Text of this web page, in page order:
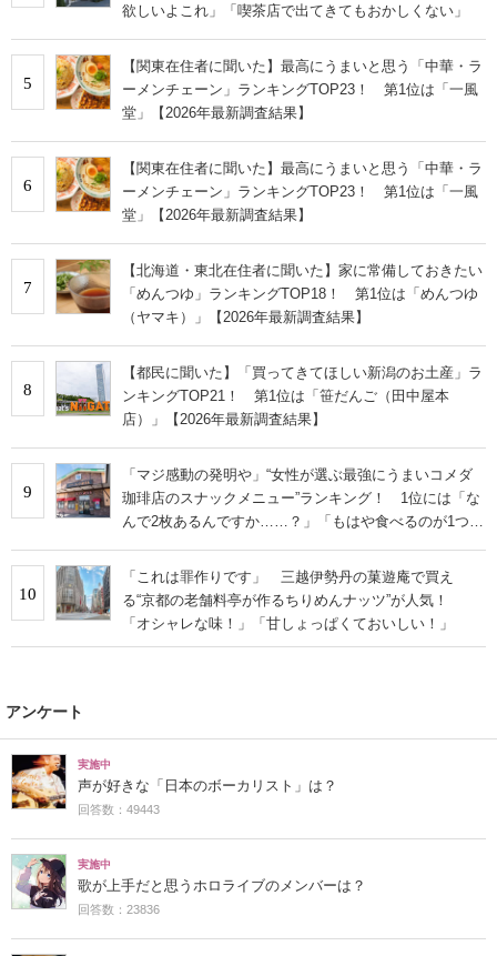
欲しいよこれ」「喫茶店で出てきてもおかしくない」
5
【関東在住者に聞いた】最高にうまいと思う「中華・ラ
ーメンチェーン」ランキングTOP23！ 第1位は「一風
堂」【2026年最新調査結果】
6
【関東在住者に聞いた】最高にうまいと思う「中華・ラ
ーメンチェーン」ランキングTOP23！ 第1位は「一風
堂」【2026年最新調査結果】
7
【北海道・東北在住者に聞いた】家に常備しておきたい
「めんつゆ」ランキングTOP18！ 第1位は「めんつゆ
（ヤマキ）」【2026年最新調査結果】
8
【都民に聞いた】「買ってきてほしい新潟のお土産」ラ
ンキングTOP21！ 第1位は「笹だんご（田中屋本
店）」【2026年最新調査結果】
9
「マジ感動の発明や」“女性が選ぶ最強にうまいコメダ
珈琲店のスナックメニュー”ランキング！ 1位には「な
んで2枚あるんですか……？」「もはや食べるのが1つの
10
「これは罪作りです」 三越伊勢丹の菓遊庵で買え
る“京都の老舗料亭が作るちりめんナッツ”が人気！
「オシャレな味！」「甘しょっぱくておいしい！」
アンケート
実施中
声が好きな「日本のボーカリスト」は？
回答数：49443
実施中
歌が上手だと思うホロライブのメンバーは？
回答数：23836